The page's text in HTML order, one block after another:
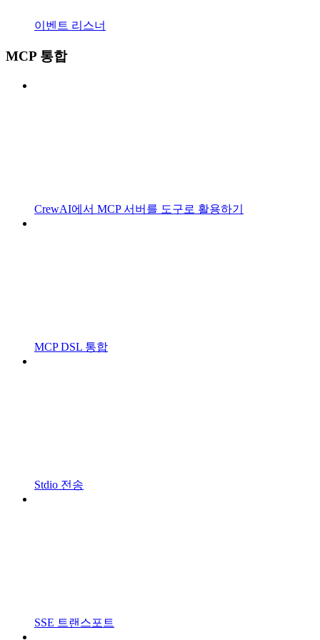
이벤트 리스너
MCP 통합
CrewAI에서 MCP 서버를 도구로 활용하기
MCP DSL 통합
Stdio 전송
SSE 트랜스포트